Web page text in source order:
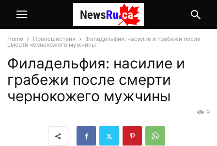
Home Происшествия
Филадельфия: насилие и грабежи после
смерти чернокожего мужчины
Филадельфия: насилие и
грабежи после смерти
чернокожего мужчины
9